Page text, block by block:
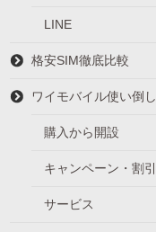
LINE
格安SIM徹底比較
ワイモバイル使い倒し
購入から開設
キャンペーン・割引
サービス